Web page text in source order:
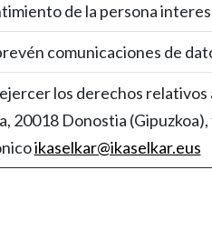
de la persona
comunicaciones de
los derechos
20018 Donostia
ikaselkar@ikaselkar.eus